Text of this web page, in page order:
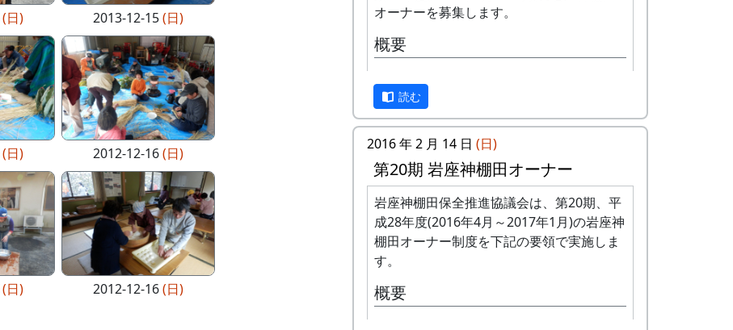
(日) 2013-12-15(日)
(日) 2012-12-16(日)
(日) 2012-12-16(日)
会で書類選考させていただきます。
話、FAXまたはメールでお申し込み下
便番号、住所、氏名、電話番号を明記
して下さい）。 折り返し、詳しい内容
と「申し込みアンケート」をお送りい
たしますので、申し込みアンケートを
ご返送ください。
申込み・お問合せの窓口
岩座神棚田保全推進協議会事務局
TEL & FAX: 9999-99-9999
担当 : XX
オーナーを募集します。
概要
募集数 : 3区画（14区画中）。1区画は
約100平方メートルです。
応募資格 : まじめに農業に取り組み、
自然とふれあう勇気をお持ちで、地域
になじめるかた。家族や団体でも結構
です。
年会費 : 1区画5万円です。
申込み期限 : 2018年2月28日。
選考 : 応募者が募集数を超えた場合
申込み方法 : 下記の申込み窓口に、電
読む
2016 年 2 月 14 日 (日)
第20期 岩座神棚田オーナー
岩座神棚田保全推進協議会は、第20期、平
成28年度(2016年4月～2017年1月)の岩座神
棚田オーナー制度を下記の要領で実施しま
す。
概要